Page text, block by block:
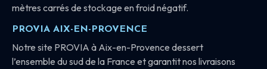
mètres carrés de stockage en froid négatif.
PROVIA AIX-EN-PROVENCE
Notre site PROVIA à Aix-en-Provence dessert
l’ensemble du sud de la France et garantit nos livraisons